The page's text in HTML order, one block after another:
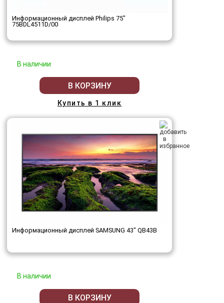
Информационный дисплей Philips 75"
75BDL4511D/00
В наличии
В КОРЗИНУ
Купить в 1 клик
Информационный дисплей SAMSUNG 43" QB43B
В наличии
В КОРЗИНУ